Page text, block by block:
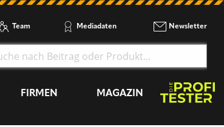
Team Mediadaten Newsletter
FIRMEN MAGAZIN